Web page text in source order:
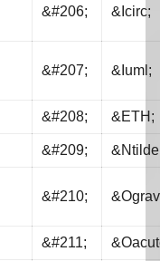
&#206; &Icirс;
&#207; &Iuml;
&#208; &ETH;
&#209;
&#210;
&#211;